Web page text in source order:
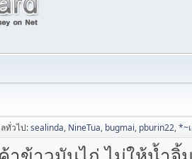
ทั่วไป:sealinda, NineTua, bugmai, pburin22,*~